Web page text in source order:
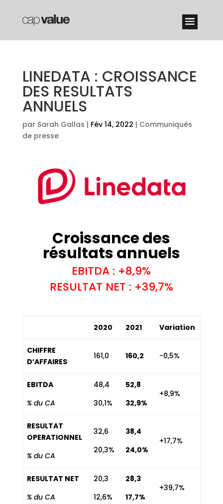
LINEDATA : CROISSANCE
DES RESULTATS
ANNUELS
par Sarah Gallas | Fév 14, 2022 | Communiqués
de presse
Croissance des
résultats annuels
EBITDA : +8,9%
RESULTAT NET : +39,7%
2020 2021 Variation
CHIFFRE
D’AFFAIRES
161,0 160,2 -0,5%
EBITDA
% du CA
48,4
30,1%
52,8
32,9%
+8,9%
RESULTAT
OPERATIONNEL
% du CA
32,6
20,3%
38,4
24,0%
+17,7%
RESULTAT NET
% du CA
20,3
12,6%
28,3
17,7%
+39,7%